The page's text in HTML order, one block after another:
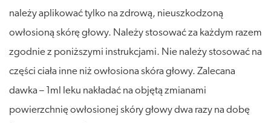
należy aplikować tylko na zdrową, nieuszkodzoną
owłosioną skórę głowy. Należy stosować za każdym razem
zgodnie z poniższymi instrukcjami. Nie należy stosować na
części ciała inne niż owłosiona skóra głowy. Zalecana
dawka – 1ml leku nakładać na objętą zmianami
powierzchnię owłosionej skóry głowy dwa razy na dobę